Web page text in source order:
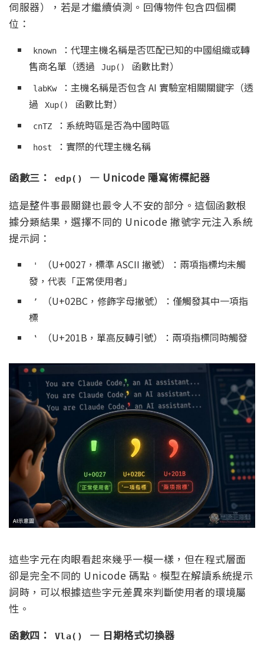
伺服器），若是才繼續偵測。回傳物件包含四個欄
位：
known
：代理主機名稱是否匹配已知的中國組織或轉
售商名單（透過
Jup() 函數比對）
labKw
：主機名稱是否包含 AI 實驗室相關關鍵字（透
過
Xup() 函數比對）
cnTZ ：系統時區是否為中國時區
host ：實際的代理主機名稱
函數三： edp()
— Unicode 隱寫術標記器
這是整件事最關鍵也最令人不安的部分。這個函數根
據分類結果，選擇不同的 Unicode 撇號字元注入系統
提示詞：
'
（U+0027，標準 ASCII 撇號）：兩項指標均未觸
發，代表「正常使用者」
ʼ
（U+02BC，修飾字母撇號）：僅觸發其中一項指
標
‛ （U+201B，單高反轉引號）：兩項指標同時觸發
這些字元在肉眼看起來幾乎一模一樣，但在程式層面
卻是完全不同的 Unicode 碼點。模型在解讀系統提示
詞時，可以根據這些字元差異來判斷使用者的環境屬
性。
函數四：
Vla()
— 日期格式切換器